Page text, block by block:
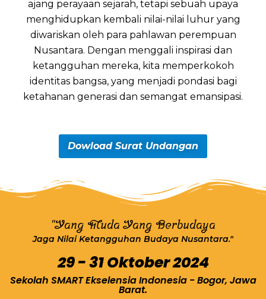
ajang perayaan sejarah, tetapi sebuah upaya
menghidupkan kembali nilai-nilai luhur yang
diwariskan oleh para pahlawan perempuan
Nusantara. Dengan menggali inspirasi dan
ketangguhan mereka, kita memperkokoh
identitas bangsa, yang menjadi pondasi bagi
ketahanan generasi dan semangat emansipasi.
Dowload Surat Undangan
"Yang Muda Yang Berbudaya
Jaga Nilai Ketangguhan Budaya Nusantara."
29 - 31 Oktober 2024
Sekolah SMART Ekselensia Indonesia - Bogor, Jawa
Barat.